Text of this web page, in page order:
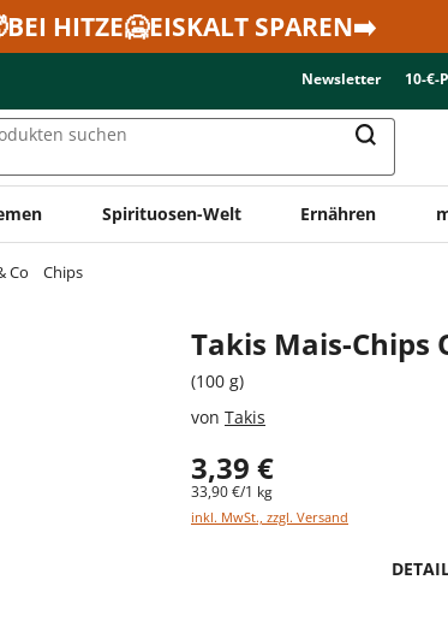
HITZE🥶EISKALT SPAREN➡️
Newsletter 10-€-
suchen
Spirituosen-Welt Ernähren
Co Chips
Takis Mais-Chips
(100 g)
von Takis
3,39 €
33,90 €/1 kg
inkl. MwSt., zzgl. Versand